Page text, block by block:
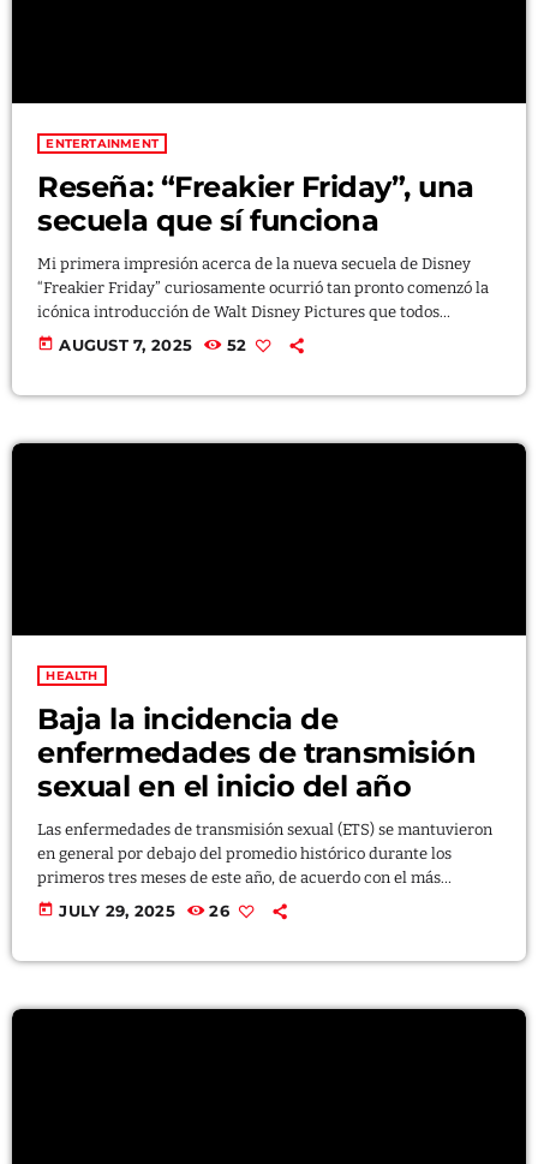
ENTERTAINMENT
Reseña: “Freakier Friday”, una
secuela que sí funciona
Mi primera impresión acerca de la nueva secuela de Disney
“Freakier Friday” curiosamente ocurrió tan pronto comenzó la
icónica introducción de Walt Disney Pictures que todos
amamos y conocemos. Esto se debió a que me alegró ver a este
estudio regresar al tipo de películas que en algún momento
today AUGUST 7, 2025 52
HEALTH
Baja la incidencia de
enfermedades de transmisión
sexual en el inicio del año
Las enfermedades de transmisión sexual (ETS) se mantuvieron
en general por debajo del promedio histórico durante los
primeros tres meses de este año, de acuerdo con el más
reciente informe del Sistema de Vigilancia de Enfermedades
de Transmisión Sexual del Departamento de Salud (DS). El
today JULY 29, 2025 26